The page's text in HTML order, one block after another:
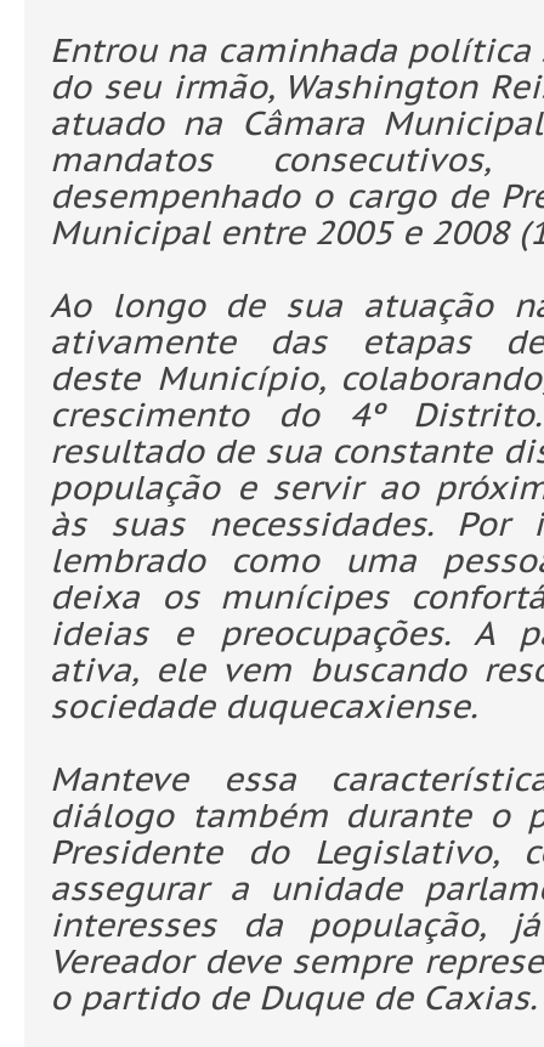
Entrou na caminhada política
do seu irmão, Washington
atuado na Câmara
mandatos
desempenhado o cargo de
Municipal entre 2005 e 2008
Ao longo de sua atuação
ativamente das etapas
deste Município,
crescimento do 4º
resultado de sua constante
população e servir ao
às suas necessidades. Por
lembrado como uma
deixa os munícipes
ideias e preocupações. A
ativa, ele vem buscando
sociedade duquecaxiense.
Manteve essa
diálogo também durante o
Presidente do Legislativo,
assegurar a unidade
interesses da população,
Vereador deve sempre
o partido de Duque de Caxias.